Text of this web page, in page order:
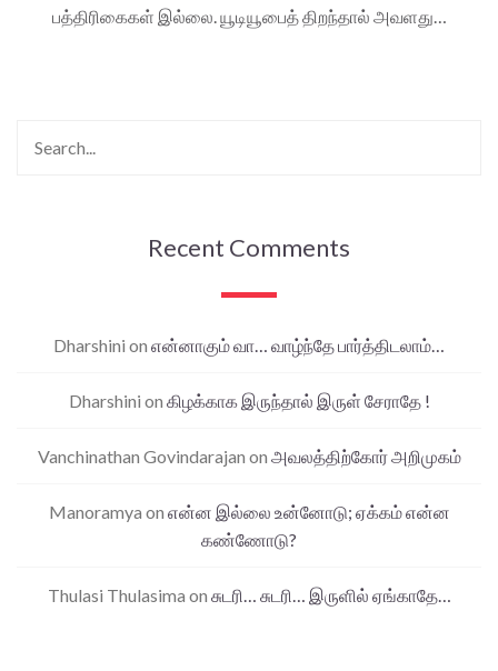
பத்திரிகைகள் இல்லை. யூடியூபைத் திறந்தால் அவளது…
Recent Comments
Dharshini on என்னாகும் வா… வாழ்ந்தே பார்த்திடலாம்…
Dharshini on கிழக்காக இருந்தால் இருள் சேராதே !
Vanchinathan Govindarajan on அவலத்திற்கோர் அறிமுகம்
Manoramya on என்ன இல்லை உன்னோடு; ஏக்கம் என்ன
கண்ணோடு?
Thulasi Thulasima on சுடரி… சுடரி… இருளில் ஏங்காதே…